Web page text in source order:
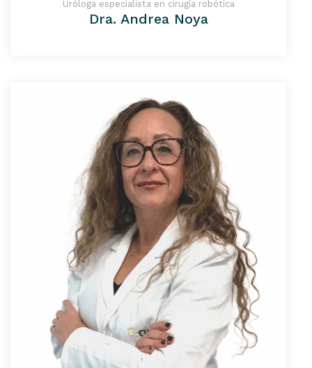
Uróloga especialista en cirugía robótica
Dra. Andrea Noya